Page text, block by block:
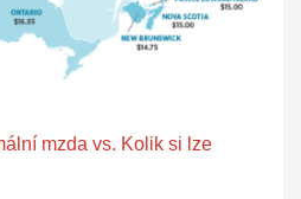
mzda vs. Kolik si lze